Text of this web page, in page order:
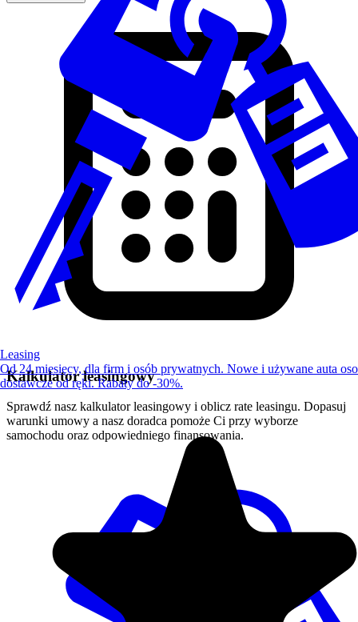
Kalkulator leasingowy
Sprawdź nasz kalkulator leasingowy i oblicz rate leasingu. Dopasuj
warunki umowy a nasz doradca pomoże Ci przy wyborze
samochodu oraz odpowiedniego finansowania.
Leasing
Od 24 miesięcy, dla firm i osób prywatnych. Nowe i używane auta
dostawcze od ręki. Rabaty do -30%.